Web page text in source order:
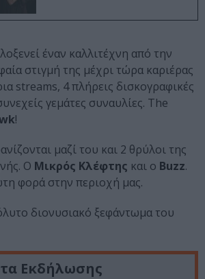
έναν καλλιτέχνη από την
στιγμή της μέχρι τώρα καριέρας
streams, 4 πλήρεις δισκογραφικές
γεμάτες συναυλίες. Τhe
!
μαζί του και 2 θρύλοι της
Ο Μικρός Κλέφτης και ο Buzz.
φορά στην περιοχή μας.
διονυσιακό ξεφάντωμα του
Εκδήλωσης